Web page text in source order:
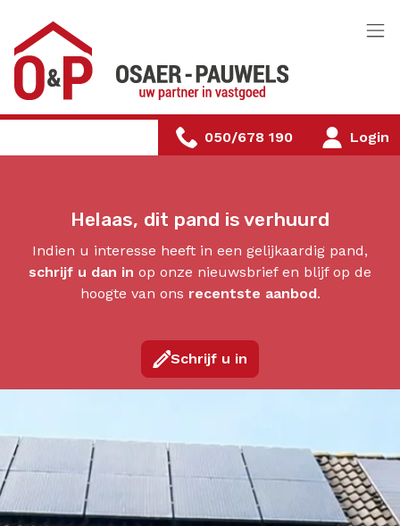
050/678 190 Login
Helaas, dit pand is verhuurd
Indien u interesse heeft in een gelijkaardig pand,
schrijf u dan in op onze nieuwsbrief en blijf op de
hoogte van ons recentste aanbod.
Schrijf u in